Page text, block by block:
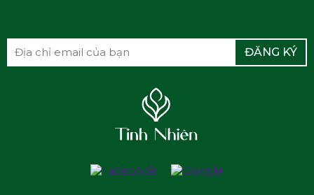
ĐĂNG KÝ